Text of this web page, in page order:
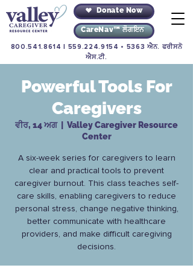
Donate Now
CareNav™ ਲੌਗਇਨ
800.541.8614 559.224.9154 • 5363 ਐਨ. ਫਰੀਸਨੋ
ਐਸ.ਟੀ.
Powerful Tools For
Caregivers
ਵੀਰ, 14 ਅਗ
  |
Valley Caregiver Resource
Center
A six-week series for caregivers to learn
clear and practical tools to prevent
caregiver burnout. This class teaches self-
care skills, enabling caregivers to reduce
personal stress, change negative thinking,
better communicate with healthcare
providers, and make difficult caregiving
decisions.